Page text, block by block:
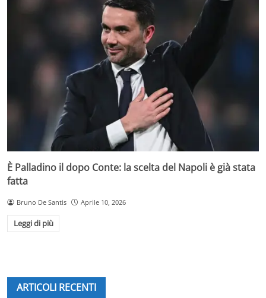
È Palladino il dopo Conte: la scelta del Napoli è già stata
fatta
Bruno De Santis Aprile 10, 2026
Leggi di più
ARTICOLI RECENTI